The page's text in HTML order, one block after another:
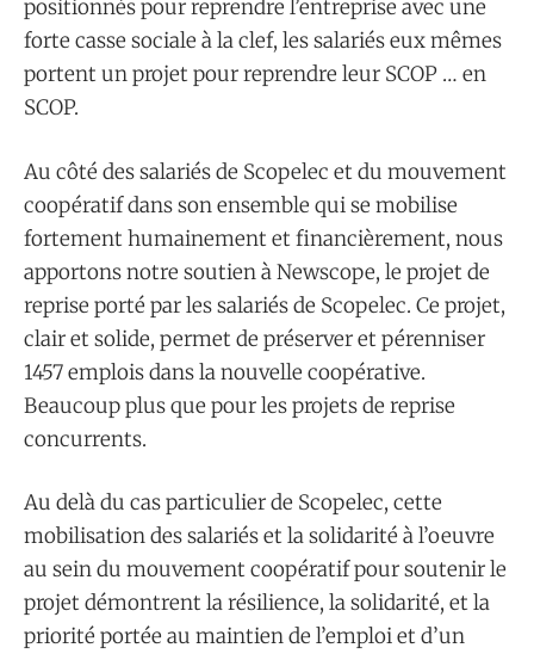
positionnés pour reprendre l’entreprise avec une
forte casse sociale à la clef, les salariés eux mêmes
portent un projet pour reprendre leur SCOP … en
SCOP.
Au côté des salariés de Scopelec et du mouvement
coopératif dans son ensemble qui se mobilise
fortement humainement et financièrement, nous
apportons notre soutien à Newscope, le projet de
reprise porté par les salariés de Scopelec. Ce projet,
clair et solide, permet de préserver et pérenniser
1457 emplois dans la nouvelle coopérative.
Beaucoup plus que pour les projets de reprise
concurrents.
Au delà du cas particulier de Scopelec, cette
mobilisation des salariés et la solidarité à l’oeuvre
au sein du mouvement coopératif pour soutenir le
projet démontrent la résilience, la solidarité, et la
priorité portée au maintien de l’emploi et d’un